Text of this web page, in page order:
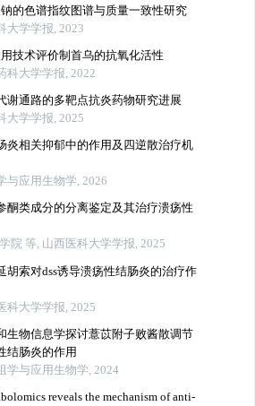
的色谱指纹图谱与质量一致性研究
大学学报, 2023
技术评价制首乌的抗氧化活性
科大学学报, 2022
谢通路的多靶点抗炎药物研究进展
大学学报, 2025
炎相关抑郁中的作用及四逆散治疗机
与应用生物学, 2026
酮类成分的分离鉴定及其治疗溃疡性
院 等, 山西医科大学学报, 2025
胡索对dss诱导溃疡性结肠炎的治疗作
科大学学报, 2025
生物信息学探讨薏苡附子败酱散调节
结肠炎的作用
学与应用生物学, 2024
reveals the mechanism of anti-